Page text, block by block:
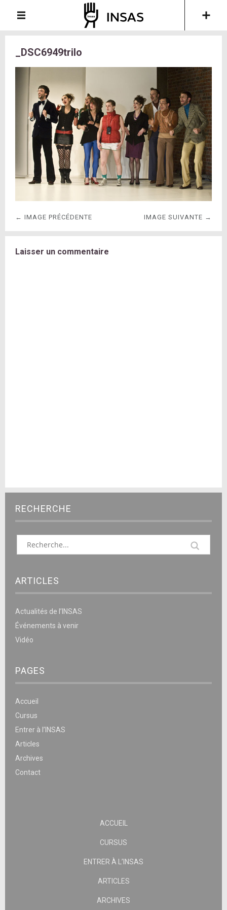
_DSC6949trilo
← IMAGE PRÉCÉDENTE IMAGE SUIVANTE →
Laisser un commentaire
RECHERCHE
ARTICLES
Actualités de l’INSAS
Événements à venir
Vidéo
PAGES
Accueil
Cursus
Entrer à l’INSAS
Articles
Archives
Contact
ACCUEIL
CURSUS
ENTRER À L’INSAS
ARTICLES
ARCHIVES